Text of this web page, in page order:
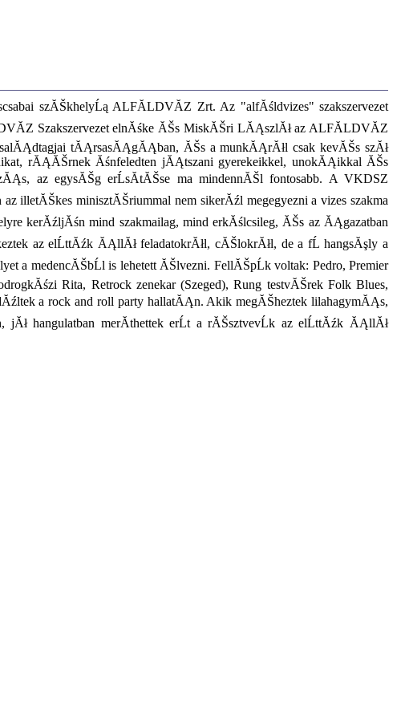
szĂŠkhelyĹą ALFĂLDVĂZ Zrt. Az "alfĂśldvizes" szakszervezet
Szakszervezet elnĂśke ĂŠs MiskĂŠri LĂĄszlĂł az ALFĂLDVĂZ
tĂĄrsasĂĄgĂĄban, ĂŠs a munkĂĄrĂłl csak kevĂŠs szĂł
rĂĄĂŠrnek Ăśnfeledten jĂĄtszani gyerekeikkel, unokĂĄikkal ĂŠs
az egysĂŠg erĹsĂ­tĂŠse ma mindennĂŠl fontosabb. A VKDSZ
illetĂŠkes minisztĂŠriummal nem sikerĂźl megegyezni a vizes szakma
kerĂźljĂśn mind szakmailag, mind erkĂślcsileg, ĂŠs az ĂĄgazatban
az elĹttĂźk ĂĄllĂł feladatokrĂłl, cĂŠlokrĂłl, de a fĹ hangsĂşly a
a medencĂŠbĹl is lehetett ĂŠlvezni. FellĂŠpĹk voltak: Pedro, Premier
Rita, Retrock zenekar (Szeged), Rung testvĂŠrek Folk Blues,
a rock and roll party hallatĂĄn. Akik megĂŠheztek lilahagymĂĄs,
hangulatban merĂ­thettek erĹt a rĂŠsztvevĹk az elĹttĂźk ĂĄllĂł